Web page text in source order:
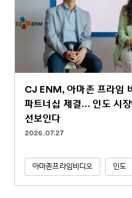
CJ ENM, 아마존 프라임
파트너십 체결… 인도 시
선보인다
2026.07.27
아마존프라임비디오 인도